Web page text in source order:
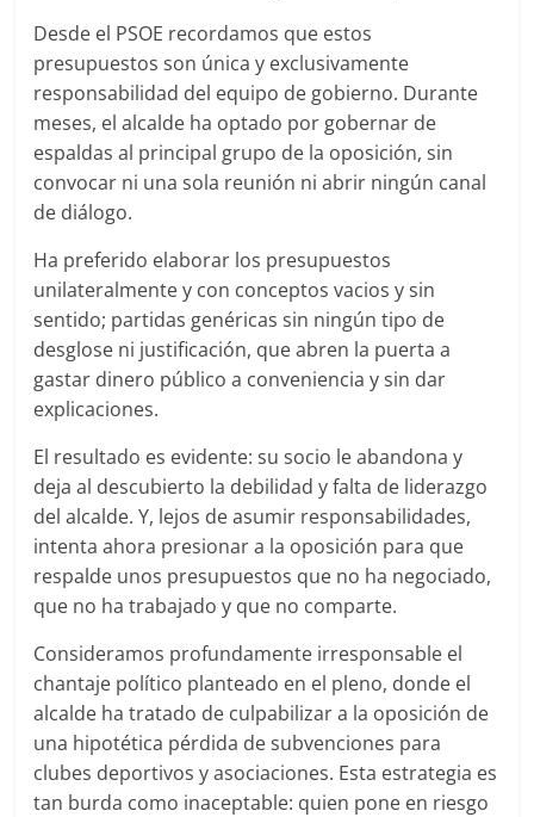
Desde el PSOE recordamos que estos
presupuestos son única y exclusivamente
responsabilidad del equipo de gobierno. Durante
meses, el alcalde ha optado por gobernar de
espaldas al principal grupo de la oposición, sin
convocar ni una sola reunión ni abrir ningún canal
de diálogo.
Ha preferido elaborar los presupuestos
unilateralmente y con conceptos vacios y sin
sentido; partidas genéricas sin ningún tipo de
desglose ni justificación, que abren la puerta a
gastar dinero público a conveniencia y sin dar
explicaciones.
El resultado es evidente: su socio le abandona y
deja al descubierto la debilidad y falta de liderazgo
del alcalde. Y, lejos de asumir responsabilidades,
intenta ahora presionar a la oposición para que
respalde unos presupuestos que no ha negociado,
que no ha trabajado y que no comparte.
Consideramos profundamente irresponsable el
chantaje político planteado en el pleno, donde el
alcalde ha tratado de culpabilizar a la oposición de
una hipotética pérdida de subvenciones para
clubes deportivos y asociaciones. Esta estrategia es
tan burda como inaceptable: quien pone en riesgo